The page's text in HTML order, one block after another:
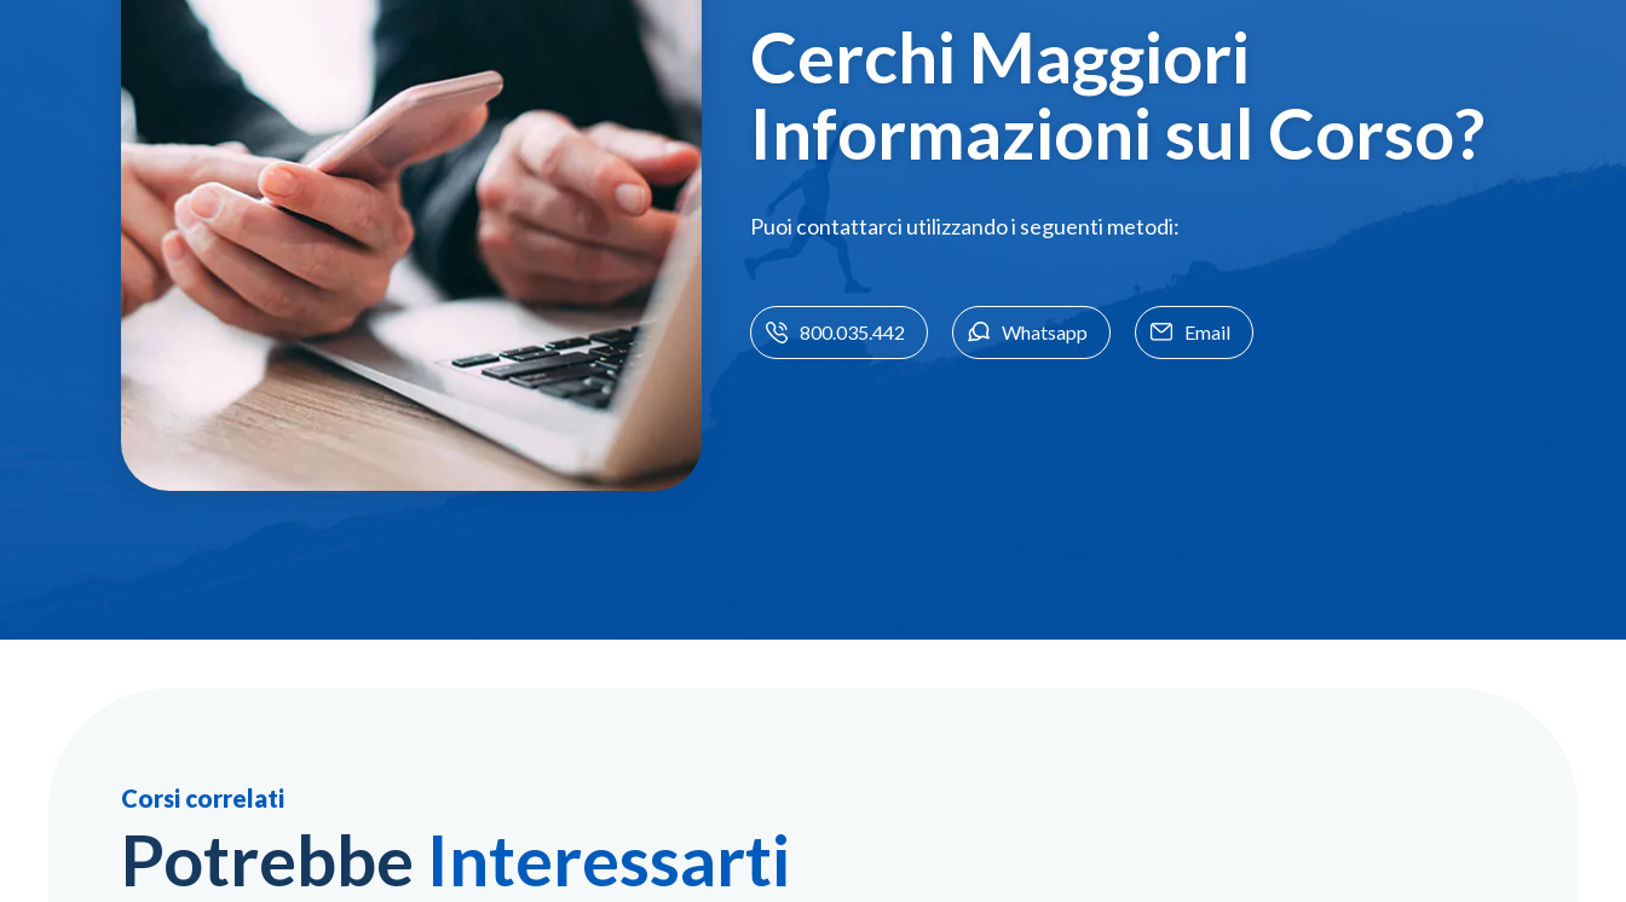
Cerchi Maggiori
Informazioni sul Corso?
Puoi contattarci utilizzando i seguenti metodi:
800.035.442 Whatsapp Email
Corsi correlati
Potrebbe Interessarti